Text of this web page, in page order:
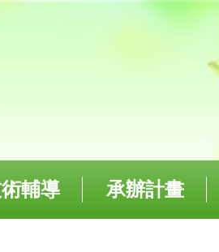
輔導 承辦計畫